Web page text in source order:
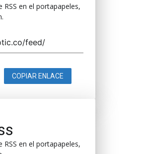
RSS en el portapapeles,
COPIAR ENLACE
RSS en el portapapeles,